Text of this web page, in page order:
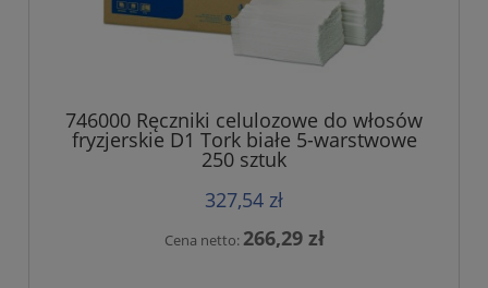
746000 Ręczniki celulozowe do włosów
fryzjerskie D1 Tork białe 5-warstwowe
250 sztuk
327,54 zł
Cena netto: 266,29 zł